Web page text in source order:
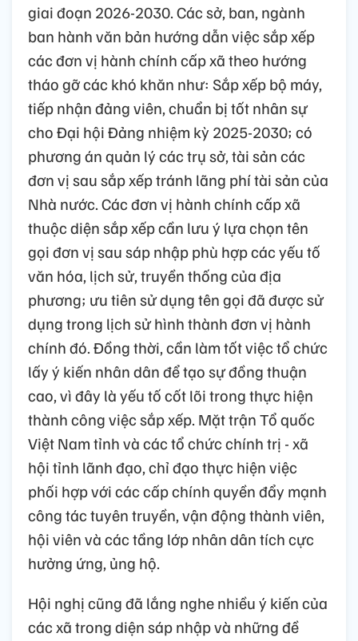
giai đoạn 2026-2030. Các sở, ban, ngành
ban hành văn bản hướng dẫn việc sắp xếp
các đơn vị hành chính cấp xã theo hướng
tháo gỡ các khó khăn như: Sắp xếp bộ máy,
tiếp nhận đảng viên, chuẩn bị tốt nhân sự
cho Đại hội Đảng nhiệm kỳ 2025-2030; có
phương án quản lý các trụ sở, tài sản các
đơn vị sau sắp xếp tránh lãng phí tài sản của
Nhà nước. Các đơn vị hành chính cấp xã
thuộc diện sắp xếp cần lưu ý lựa chọn tên
gọi đơn vị sau sáp nhập phù hợp các yếu tố
văn hóa, lịch sử, truyền thống của địa
phương; ưu tiên sử dụng tên gọi đã được sử
dụng trong lịch sử hình thành đơn vị hành
chính đó. Đồng thời, cần làm tốt việc tổ chức
lấy ý kiến nhân dân để tạo sự đồng thuận
cao, vì đây là yếu tố cốt lõi trong thực hiện
thành công việc sắp xếp. Mặt trận Tổ quốc
Việt Nam tỉnh và các tổ chức chính trị - xã
hội tỉnh lãnh đạo, chỉ đạo thực hiện việc
phối hợp với các cấp chính quyền đẩy mạnh
công tác tuyên truyền, vận động thành viên,
hội viên và các tầng lớp nhân dân tích cực
hưởng ứng, ủng hộ.
Hội nghị cũng đã lắng nghe nhiều ý kiến của
các xã trong diện sáp nhập và những đề